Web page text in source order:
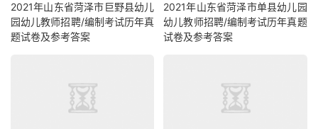
2021年山东省菏泽市巨野县幼儿
园幼儿教师招聘/编制考试历年真
题试卷及参考答案
2021年山东省菏泽市单县幼儿园
幼儿教师招聘/编制考试历年真题
试卷及参考答案